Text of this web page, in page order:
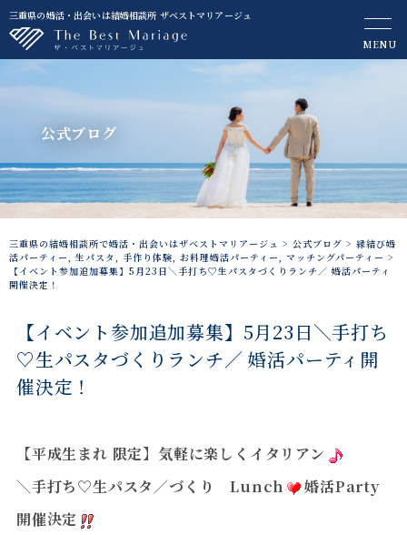
三重県の婚活・出会いは結婚相談所 ザベストマリアージュ
MENU
公式ブログ
三重県の結婚相談所で婚活・出会いはザベストマリアージュ > 公式ブログ > 縁結び婚
活パーティー, 生パスタ , 手作り体験, お料理婚活パーティー, マッチングパーティー >
【イベント参加追加募集】5月23日＼手打ち♡生パスタづくりランチ／ 婚活パーティ
開催決定！
【イベント参加追加募集】5月23日＼手打ち
♡生パスタづくりランチ／ 婚活パーティ開
催決定！
【平成生まれ 限定】気軽に楽しくイタリアン
＼手打ち♡生パスタ／づくり Lunch
婚活Party
開催決定